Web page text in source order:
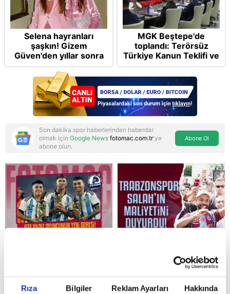
Rıza Bilgiler Reklam Ayarları Hakkında
Reddet
Selena hayranları
şaşkın! Gizem
Güven'den yıllar sonra
gelen Cansu Demirci
itirafı! "Konuşmuyoruz"
MGK Beştepe'de
toplandı: Terörsüz
Türkiye Kanun Teklifi ve
bölgesel güvenlik
başlıkları masada
Son dakika spor haberlerinden haberdar
olmak için Google News fotomac.com.tr'ye
abone olun.
Abone Ol